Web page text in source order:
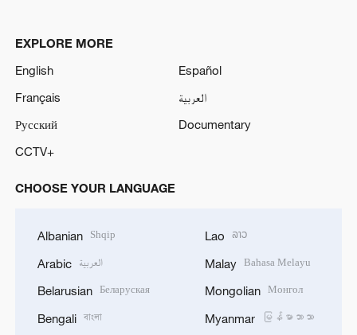
EXPLORE MORE
English
Español
Français
العربية
Русский
Documentary
CCTV+
CHOOSE YOUR LANGUAGE
Albanian Shqip
Arabic العربية
Belarusian Беларуская
Bengali বাংলা
Lao ລາວ
Malay Bahasa Melayu
Mongolian Монгол
Myanmar မြန်မာဘာသာ